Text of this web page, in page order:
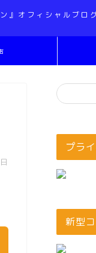
』オフィシャルブロ
プラ
新型